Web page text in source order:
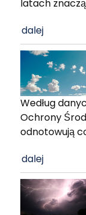
latach
dalej
Według
Ochrony
odnotowują
dalej